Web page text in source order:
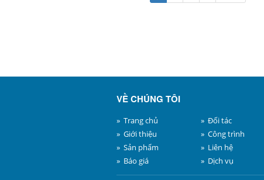
VỀ CHÚNG TÔI
» Trang chủ
» Đối tác
» Giới thiệu
» Công trình
» Sản phẩm
» Liên hệ
» Báo giá
» Dịch vụ